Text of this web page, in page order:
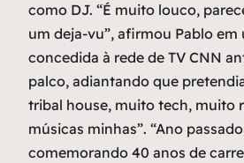
como DJ. “É muito louco,
um deja-vu”, afirmou Pablo em
concedida à rede de TV CNN
palco, adiantando que
tribal house, muito tech, muito
músicas minhas”. “Ano
comemorando 40 anos de